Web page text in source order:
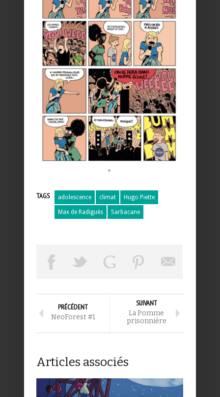
TAGS adolescence climat Hugo Piette
Max de Radiguès Sarbacane
PRÉCÉDENT
NeoForest #1
SUIVANT
La Pomme
prisonnière
Articles associés